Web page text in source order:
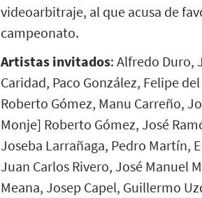
videoarbitraje, al que acusa de
campeonato.
Artistas invitados: Alfredo Duro,
Caridad, Paco González, Felipe
Roberto Gómez, Manu Carreño,
Monje] Roberto Gómez, José
Joseba Larrañaga, Pedro Martín,
Juan Carlos Rivero, José Manuel
Meana, Josep Capel, Guillermo